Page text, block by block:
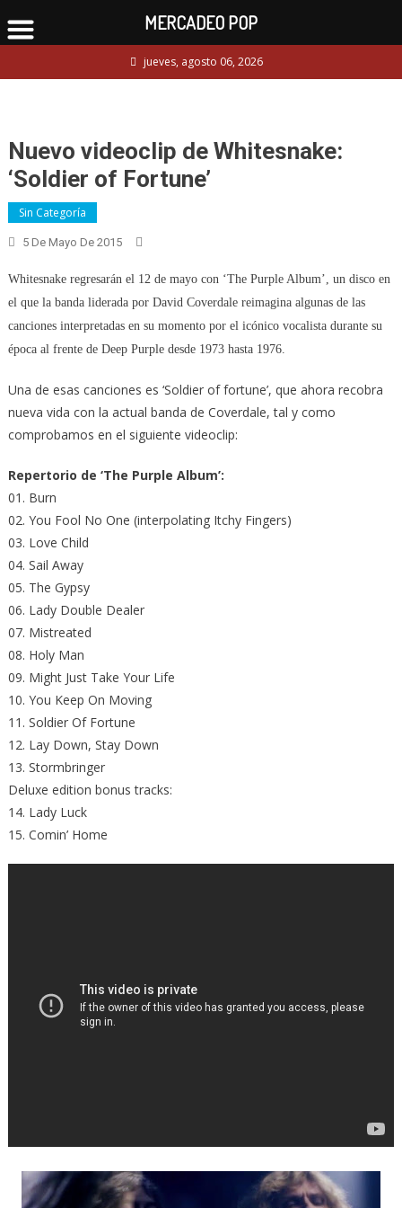
to
jueves, agosto 06, 2026
Nuevo videoclip de Whitesnake:
‘Soldier of Fortune’
Sin Categoría
5 De Mayo De 2015
Whitesnake regresarán el 12 de mayo con ‘The Purple Album’, un disco en
el que la banda liderada por David Coverdale reimagina algunas de las
canciones interpretadas en su momento por el icónico vocalista durante su
época al frente de Deep Purple desde 1973 hasta 1976.
Una de esas canciones es ‘Soldier of fortune’, que ahora recobra
nueva vida con la actual banda de Coverdale, tal y como
comprobamos en el siguiente videoclip:
Repertorio de ‘The Purple Album’:
01. Burn
02. You Fool No One (interpolating Itchy Fingers)
03. Love Child
04. Sail Away
05. The Gypsy
06. Lady Double Dealer
07. Mistreated
08. Holy Man
09. Might Just Take Your Life
10. You Keep On Moving
11. Soldier Of Fortune
12. Lay Down, Stay Down
13. Stormbringer
Deluxe edition bonus tracks:
14. Lady Luck
15. Comin’ Home
MERCADEO POP